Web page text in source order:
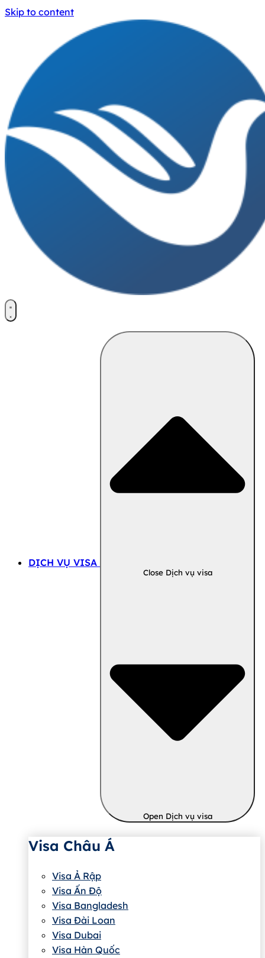
Skip to content
DỊCH VỤ VISA
Close Dịch vụ visa
Open Dịch vụ visa
Visa Châu Á
Visa Ả Rập
Visa Ấn Độ
Visa Bangladesh
Visa Đài Loan
Visa Dubai
Visa Hàn Quốc